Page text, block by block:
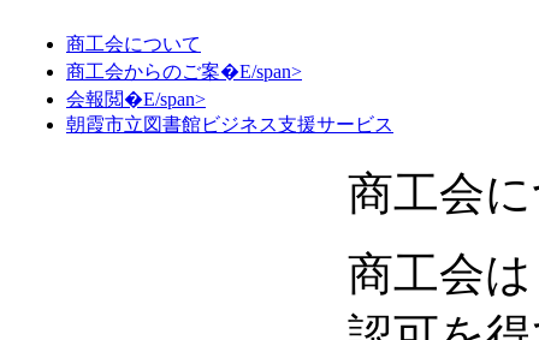
商工会について
商工会からのご案�E/span>
会報閲�E/span>
朝霞市立図書館ビジネス支援サービス
商工会
商工会